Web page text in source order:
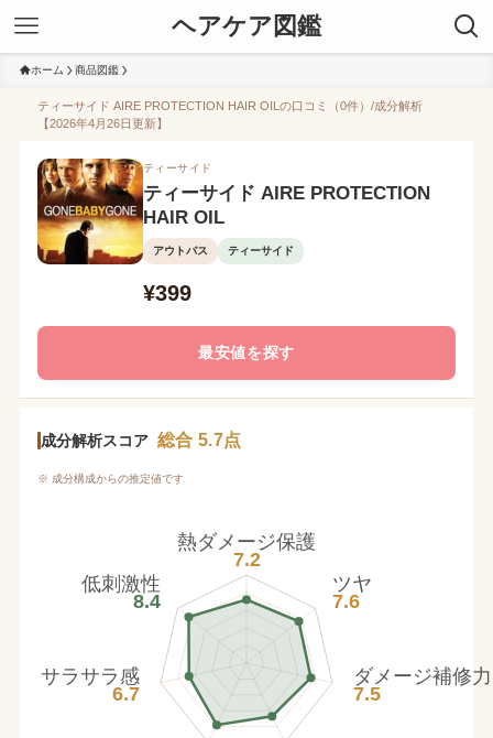
ヘアケア図鑑
ホーム 商品図鑑
ティーサイド AIRE PROTECTION HAIR OILの口コミ（0件）/成分解析
【2026年4月26日更新】
ティーサイド
ティーサイド AIRE PROTECTION
HAIR OIL
アウトバス ティーサイド
¥399
最安値を探す
成分解析スコア 総合 5.7点
※ 成分構成からの推定値です
熱ダメージ保護
7.2
ツヤ
7.6
ダメージ補修力
7.5
サラサラ感
6.7
低刺激性
8.4